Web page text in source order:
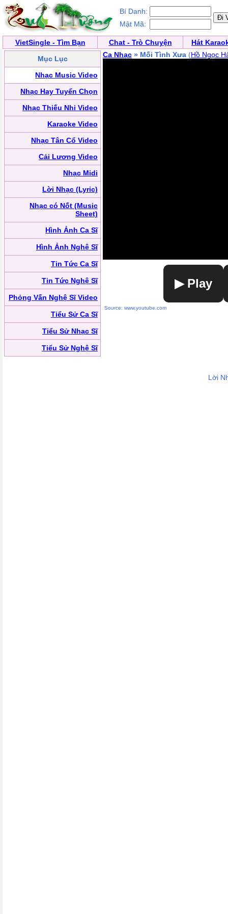
Bí Danh:
Mật Mã:
VietSingle - Tìm Bạn Chat - Trò Chuyện
Hát
Mục Lục
Nhạc Music Video
Nhạc Hay Tuyển Chọn
Nhạc Thiếu Nhi Video
Karaoke Video
Nhạc Tân Cổ Video
Cải Lương Video
Nhạc Midi
Lời Nhạc (Lyric)
Nhạc có Nốt (Music
Sheet)
Hình Ảnh Ca Sĩ
Hình Ảnh Nghệ Sĩ
Tin Tức Ca Sĩ
Tin Tức Nghệ Sĩ
Phỏng Vấn Nghệ Sĩ Video
Tiểu Sử Ca Sĩ
Tiểu Sử Nhạc Sĩ
Tiểu Sử Nghệ Sĩ
Ca Nhạc » Mối Tình Xưa (Hồ Ngọc
▶ Play
Source: www.youtube.com
Lời